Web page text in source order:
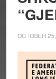
OCTOBER